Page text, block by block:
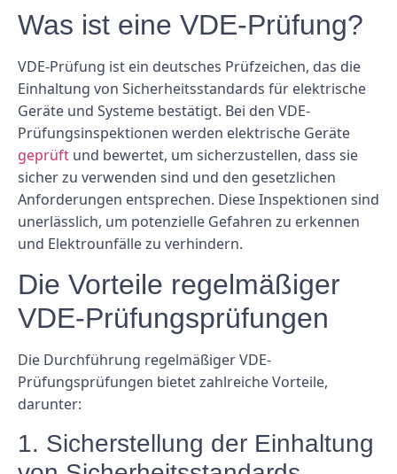
Was ist eine VDE-Prüfung?
VDE-Prüfung ist ein deutsches Prüfzeichen, das die
Einhaltung von Sicherheitsstandards für elektrische
Geräte und Systeme bestätigt. Bei den VDE-
Prüfungsinspektionen werden elektrische Geräte
geprüft und bewertet, um sicherzustellen, dass sie
sicher zu verwenden sind und den gesetzlichen
Anforderungen entsprechen. Diese Inspektionen sind
unerlässlich, um potenzielle Gefahren zu erkennen
und Elektrounfälle zu verhindern.
Die Vorteile regelmäßiger
VDE-Prüfungsprüfungen
Die Durchführung regelmäßiger VDE-
Prüfungsprüfungen bietet zahlreiche Vorteile,
darunter:
1. Sicherstellung der Einhaltung